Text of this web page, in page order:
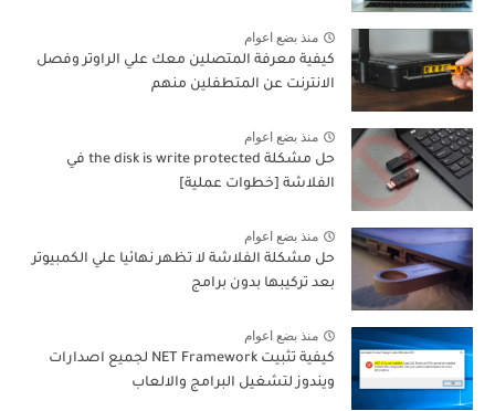
منذ بضع اعوام
كيفية معرفة المتصلين معك علي الراوتر وفصل
الانترنت عن المتطفلين منهم
منذ بضع اعوام
حل مشكلة the disk is write protected في
الفلاشة [خطوات عملية]
منذ بضع اعوام
حل مشكلة الفلاشة لا تظهر نهائيا علي الكمبيوتر
بعد تركيبها بدون برامج
منذ بضع اعوام
كيفية تثبيت NET Framework لجميع اصدارات
ويندوز لتشغيل البرامج والالعاب